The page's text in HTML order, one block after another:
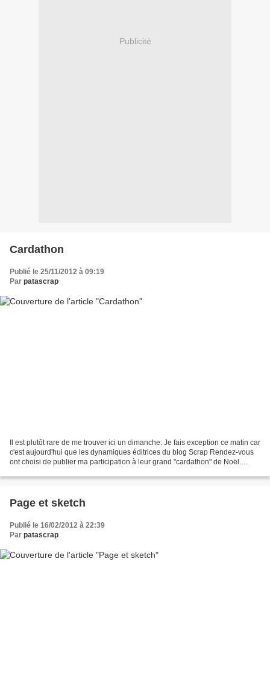
Publicité
Cardathon
Publié le 25/11/2012 à 09:19
Par patascrap
Il est plutôt rare de me trouver ici un dimanche. Je fais exception ce matin car
c'est aujourd'hui que les dynamiques éditrices du blog Scrap Rendez-vous
ont choisi de publier ma participation à leur grand "cardathon" de Noël.
Page et sketch
Publié le 16/02/2012 à 22:39
Par patascrap